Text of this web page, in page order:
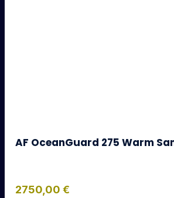
AF OceanGuard 275 Warm
2750,00 €